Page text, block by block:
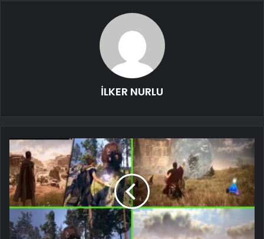
İLKER NURLU